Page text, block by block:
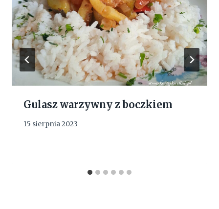
Gulasz warzywny z boczkiem
15 sierpnia 2023